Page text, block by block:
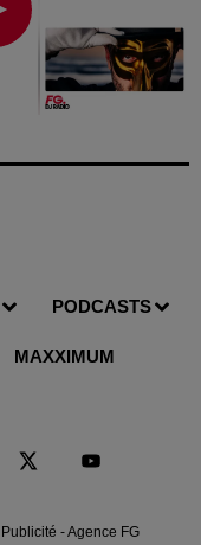
PODCASTS
MAXXIMUM
Publicité - Agence FG